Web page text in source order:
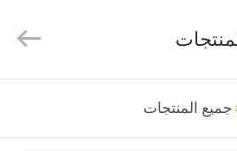
جميع المنتجات